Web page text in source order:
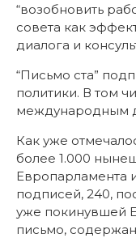
“возобновить
совета как
диалога и
“Письмо ста”
политики. В том
международным
Как уже
более 1.000
Европарламента
подписей, 240,
уже покинувшей
письмо,